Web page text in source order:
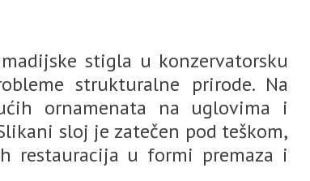
stigla u konzervatorsku
strukturalne prirode. Na
ornamenata na uglovima i
sloj je zatečen pod teškom,
restauracija u formi premaza i